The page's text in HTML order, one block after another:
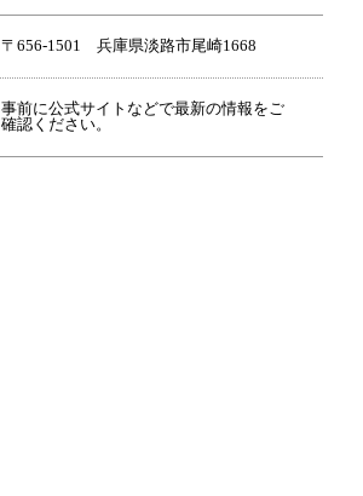
〒656-1501 兵庫県淡路市尾崎1668
事前に公式サイトなどで最新の情報をご
確認ください。